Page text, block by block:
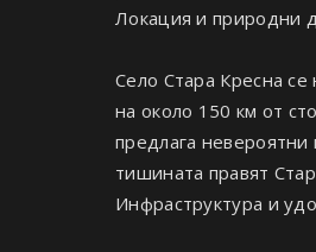
Локация и природни
Село Стара Кресна
на около 150 км от
предлага невероятни
тишината правят
Инфраструктура и